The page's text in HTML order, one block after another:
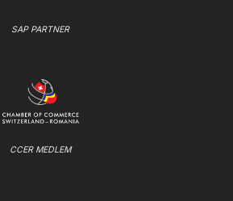
SAP PARTNER
CCER MEDLEM